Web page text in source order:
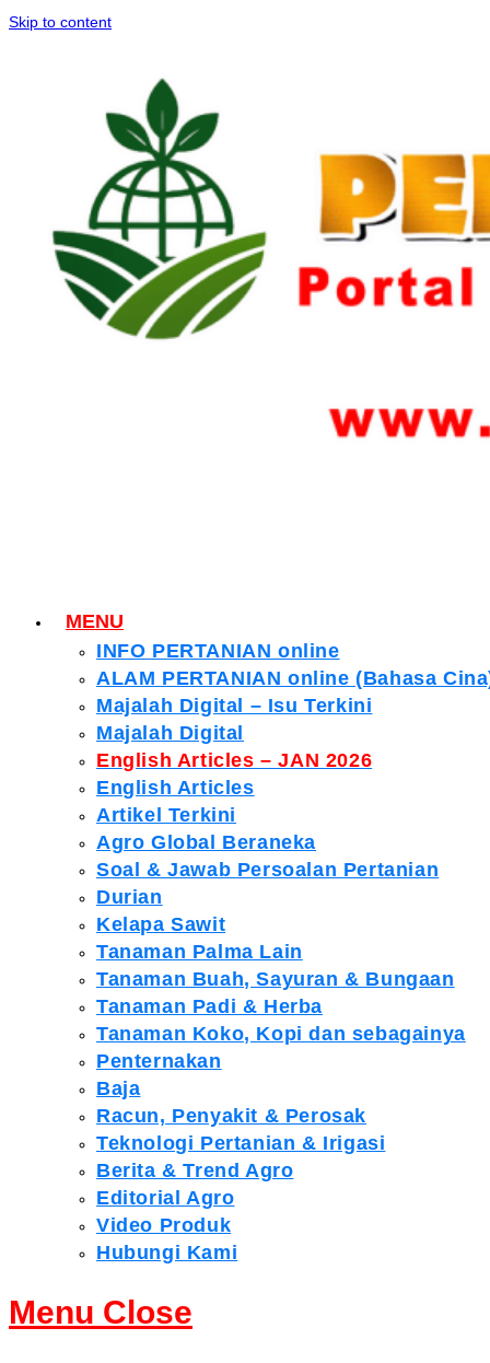
Skip to content
MENU
INFO PERTANIAN online
ALAM PERTANIAN online (Bahasa
Majalah Digital – Isu Terkini
Majalah Digital
English Articles – JAN 2026
English Articles
Artikel Terkini
Agro Global Beraneka
Soal & Jawab Persoalan Pertanian
Durian
Kelapa Sawit
Tanaman Palma Lain
Tanaman Buah, Sayuran & Bungaan
Tanaman Padi & Herba
Tanaman Koko, Kopi dan sebagainya
Penternakan
Baja
Racun, Penyakit & Perosak
Teknologi Pertanian & Irigasi
Berita & Trend Agro
Editorial Agro
Video Produk
Hubungi Kami
Menu Close